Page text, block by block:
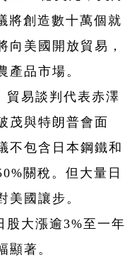
將創造數十萬個就
向美國開放貿易，
產品市場。
貿易談判代表赤澤
茂與特朗普會面
不包含日本鋼鐵和
關稅。但大量日
美國讓步。
股大漲逾3%至一年
顯著。